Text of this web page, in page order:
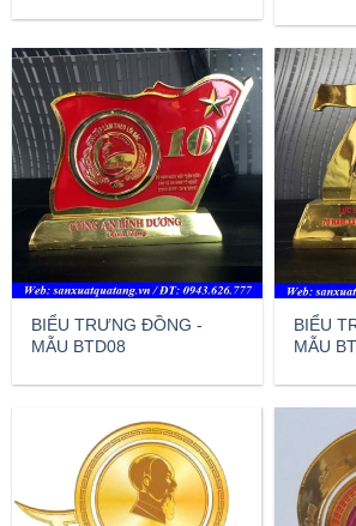
BIỂU TRƯNG ĐỒNG -
MẪU BTD08
BIỂU
MẪU